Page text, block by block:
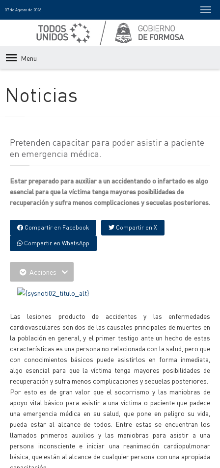
07 de Agosto de 2026
Menu
Noticias
Pretenden capacitar para poder asistir a paciente
en emergencia médica.
Estar preparado para auxiliar a un accidentando o infartado es algo
esencial para que la víctima tenga mayores posibilidades de
recuperación y sufra menos complicaciones y secuelas posteriores.
Compartir en Facebook Compartir en X
Compartir en WhatsApp
Acciones
Las lesiones producto de accidentes y las enfermedades
cardiovasculares son dos de las causales principales de muertes en
la población en general, y el primer testigo ante un hecho de estas
características es una persona no relacionada con la salud, pero que
con conocimientos básicos puede asistirlos en forma inmediata,
algo esencial para que la víctima tenga mayores posibilidades de
recuperación y sufra menos complicaciones y secuelas posteriores.
Por esto es de gran valor que el socorrismo y las maniobras de
apoyo vital básico para asistir a una víctima o paciente que padece
una emergencia médica en su salud, que pone en peligro su vida,
pueda estar al alcance de todos. Entre estas se encuentran los
llamados primeros auxilios y las maniobras para asistir a una
persona inconsciente e iniciar una reanimación cardiopulmonar
básica, que están al alcance de cualquier persona con una apropiada